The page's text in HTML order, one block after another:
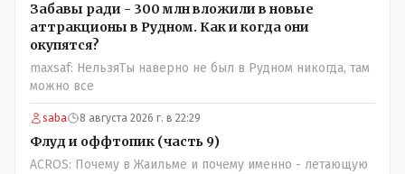
Забавы ради - 300 млн вложили в новые
аттракционы в Рудном. Как и когда они
окупятся?
maxsaf: НельзяТы наверно не был в Рудном никогда, там
можно все
saba 8 августа 2026 г. в 22:29
Флуд и оффтопик (часть 9)
ACROS: Почему в Жаильме и почему именно - летающую